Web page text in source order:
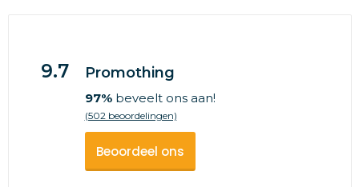
9.7 Promothing
97%beveelt ons aan!
(502 beoordelingen)
Beoordeel ons